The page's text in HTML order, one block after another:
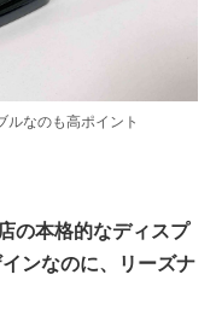
ルなのも高ポイント
の本格的なディスプ
ンなのに、リーズナ